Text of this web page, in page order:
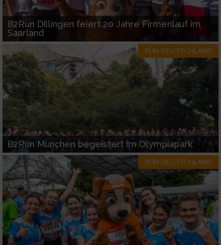
B2Run Dillingen feiert 20 Jahre Firmenlauf im
Saarland
RUN-DEUTSCHLAND
B2Run München begeistert im Olympiapark
RUN-DEUTSCHLAND